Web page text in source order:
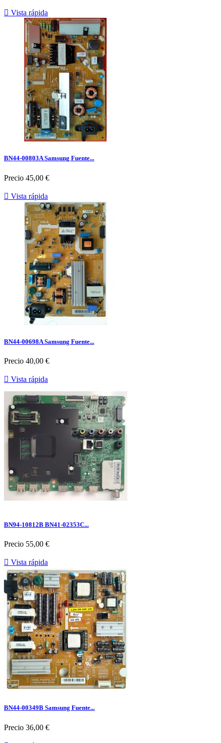
 Vista rápida
BN44-00803A Samsung Fuente...
Precio 45,00 €
 Vista rápida
BN44-00698A Samsung Fuente...
Precio 40,00 €
 Vista rápida
BN94-10812B BN41-02353C...
Precio 55,00 €
 Vista rápida
BN44-00349B Samsung Fuente...
Precio 36,00 €